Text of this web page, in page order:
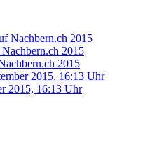
Nachbern.ch 2015
2015
2015
2015, 16:13 Uhr
2015, 16:13 Uhr